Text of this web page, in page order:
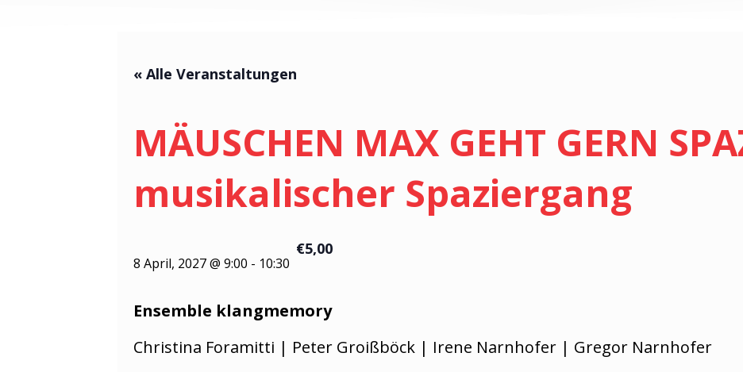
« Alle Veranstaltungen
MÄUSCHEN MAX GEHT GERN
musikalischer Spaziergang
8 April, 2027 @ 9:00 - 10:30
€5,00
Ensemble klangmemory
Christina Foramitti | Peter Groißböck | Irene Narnhofer | Gregor Narnhofer